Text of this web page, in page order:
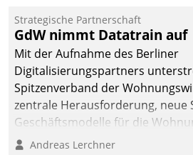
Unternehmen.
Strategische Partnerschaft
GdW nimmt Datatrain auf
Mit der Aufnahme des Berliner
Digitalisierungspartners
Spitzenverband der
zentrale Herausforderung, neue
Geschäftsmodelle für die
entwickeln.
Andreas Lerchner